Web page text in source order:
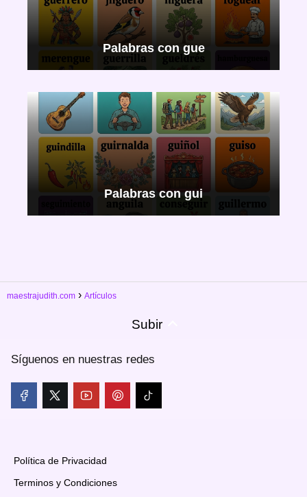
Palabras con gue
Palabras con gui
maestrajudith.com Artículos
Subir
Síguenos en nuestras redes
Política de Privacidad
Terminos y Condiciones